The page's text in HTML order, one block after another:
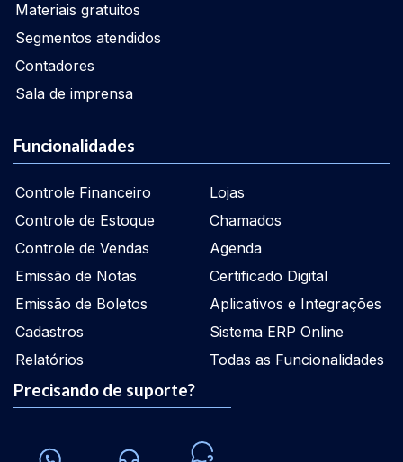
Materiais gratuitos
Segmentos atendidos
Contadores
Sala de imprensa
Funcionalidades
Controle Financeiro
Controle de Estoque
Controle de Vendas
Emissão de Notas
Emissão de Boletos
Cadastros
Relatórios
Lojas
Chamados
Agenda
Certificado Digital
Aplicativos e Integrações
Sistema ERP Online
Todas as Funcionalidades
Precisando de suporte?